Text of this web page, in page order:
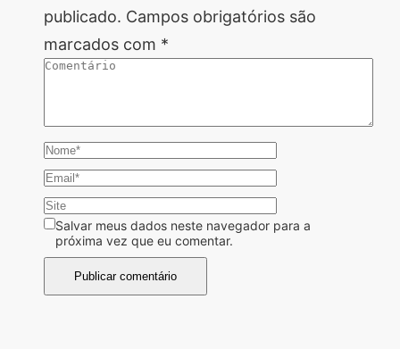
publicado. Campos obrigatórios são
marcados com *
Salvar meus dados neste navegador para a
próxima vez que eu comentar.